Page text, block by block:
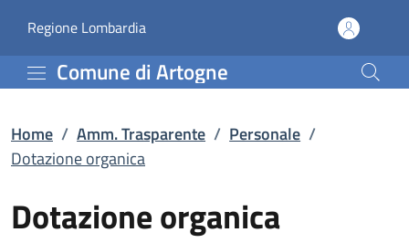
Dotazione organica |
Regione Lombardia(apre in un'altra scheda).
Comune di Artogne
Home / Amm. Trasparente / Personale /
Dotazione organica
Dotazione organica